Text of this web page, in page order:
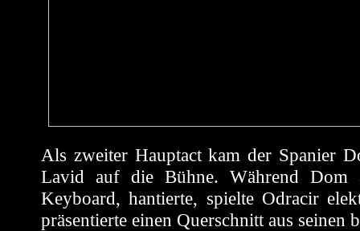
Als zweiter Hauptact kam der Spanier
Lavid auf die Bühne. Während Dom
Keyboard, hantierte, spielte Odracir
präsentierte einen Querschnitt aus seinen